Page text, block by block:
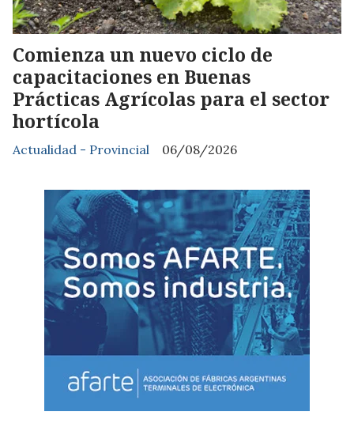
Comienza un nuevo ciclo de
capacitaciones en Buenas
Prácticas Agrícolas para el sector
hortícola
Actualidad - Provincial 06/08/2026